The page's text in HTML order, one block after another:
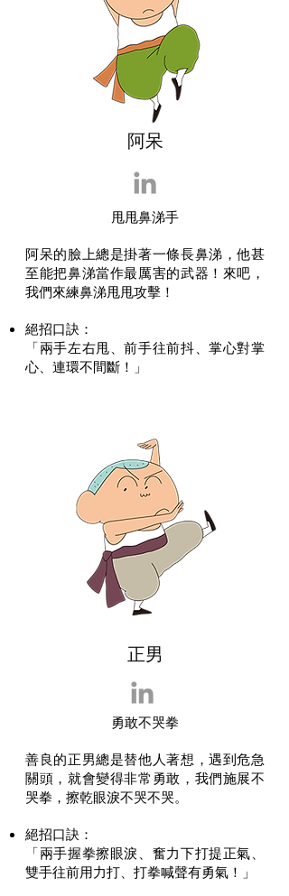
​阿呆
甩甩鼻涕手
阿呆的臉上總是掛著一條長鼻涕，他甚
至能把鼻涕當作最厲害的武器！來吧，
我們來練鼻涕甩甩攻擊！
絕招口訣 ​：
「兩手左右甩、前手往前抖、掌心對掌
心、連環不間斷！」
正男
勇敢不哭拳
善良的正男總是替他人著想，遇到危急
關頭，就會變得非常勇敢，我們施展不
哭拳，擦乾眼淚不哭不哭。
絕招口訣 ​：
「兩手握拳擦眼淚、奮力下打提正氣、
雙手往前用力打、打拳喊聲有勇氣！」